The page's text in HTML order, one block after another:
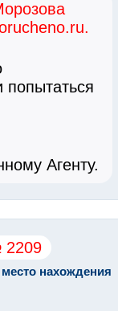
попытаться
Агенту.
место нахождения